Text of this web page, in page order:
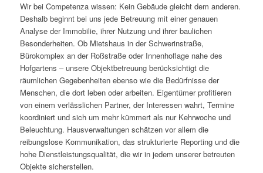
Wir bei Competenza wissen: Kein Gebäude gleicht dem anderen.
Deshalb beginnt bei uns jede Betreuung mit einer genauen
Analyse der Immobilie, ihrer Nutzung und ihrer baulichen
Besonderheiten. Ob Mietshaus in der Schwerinstraße,
Bürokomplex an der Roßstraße oder Innenhoflage nahe des
Hofgartens – unsere Objektbetreuung berücksichtigt die
räumlichen Gegebenheiten ebenso wie die Bedürfnisse der
Menschen, die dort leben oder arbeiten. Eigentümer profitieren
von einem verlässlichen Partner, der Interessen wahrt, Termine
koordiniert und sich um mehr kümmert als nur Kehrwoche und
Beleuchtung. Hausverwaltungen schätzen vor allem die
reibungslose Kommunikation, das strukturierte Reporting und die
hohe Dienstleistungsqualität, die wir in jedem unserer betreuten
Objekte sicherstellen.